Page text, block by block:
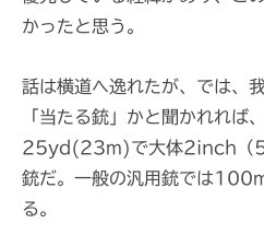
かったと思う。
話は横道へ逸れたが、では、
「当たる銃」かと聞かれれば
25yd(23m)で大体2inch（
銃だ。一般の汎用銃では
る。